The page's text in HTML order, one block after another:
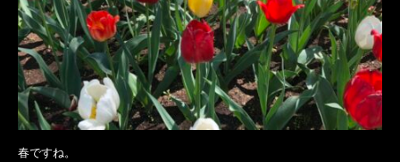
春ですね。